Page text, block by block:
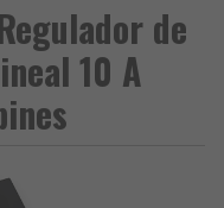
de
10 A